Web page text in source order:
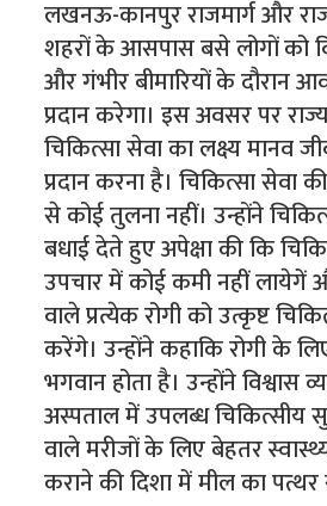
लखनऊ-कानपुर राजमार्ग और
शहरों के आसपास बसे लोगों को
और गंभीर बीमारियों के दौरान
प्रदान करेगा। इस अवसर पर
चिकित्सा सेवा का लक्ष्य मानव
प्रदान करना है। चिकित्सा सेवा
से कोई तुलना नहीं। उन्होंने
बधाई देते हुए अपेक्षा की कि
उपचार में कोई कमी नहीं
वाले प्रत्येक रोगी को उत्कृष्ट
करेंगे। उन्होंने कहाकि रोगी के
भगवान होता है। उन्होंने विश्वास
अस्पताल में उपलब्ध चिकित्सीय
वाले मरीजों के लिए बेहतर
कराने की दिशा में मील का पत्थर